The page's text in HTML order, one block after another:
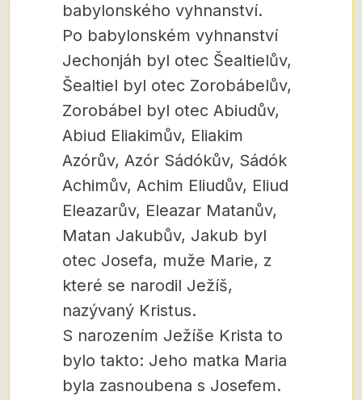
babylonského vyhnanství.
Po babylonském vyhnanství
Jechonjáh byl otec Šealtielův,
Šealtiel byl otec Zorobábelův,
Zorobábel byl otec Abiudův,
Abiud Eliakimův, Eliakim
Azórův, Azór Sádókův, Sádók
Achimův, Achim Eliudův, Eliud
Eleazarův, Eleazar Matanův,
Matan Jakubův, Jakub byl
otec Josefa, muže Marie, z
které se narodil Ježíš,
nazývaný Kristus.
S narozením Ježíše Krista to
bylo takto: Jeho matka Maria
byla zasnoubena s Josefem.